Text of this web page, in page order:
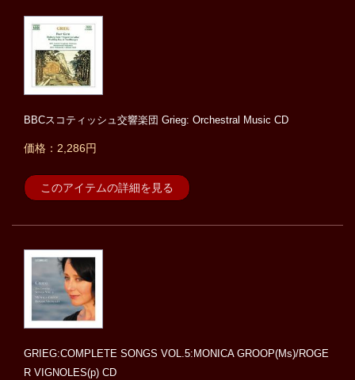
BBCスコティッシュ交響楽団 Grieg: Orchestral Music CD
価格：2,286円
このアイテムの詳細を見る
GRIEG:COMPLETE SONGS VOL.5:MONICA GROOP(Ms)/ROGE
R VIGNOLES(p) CD